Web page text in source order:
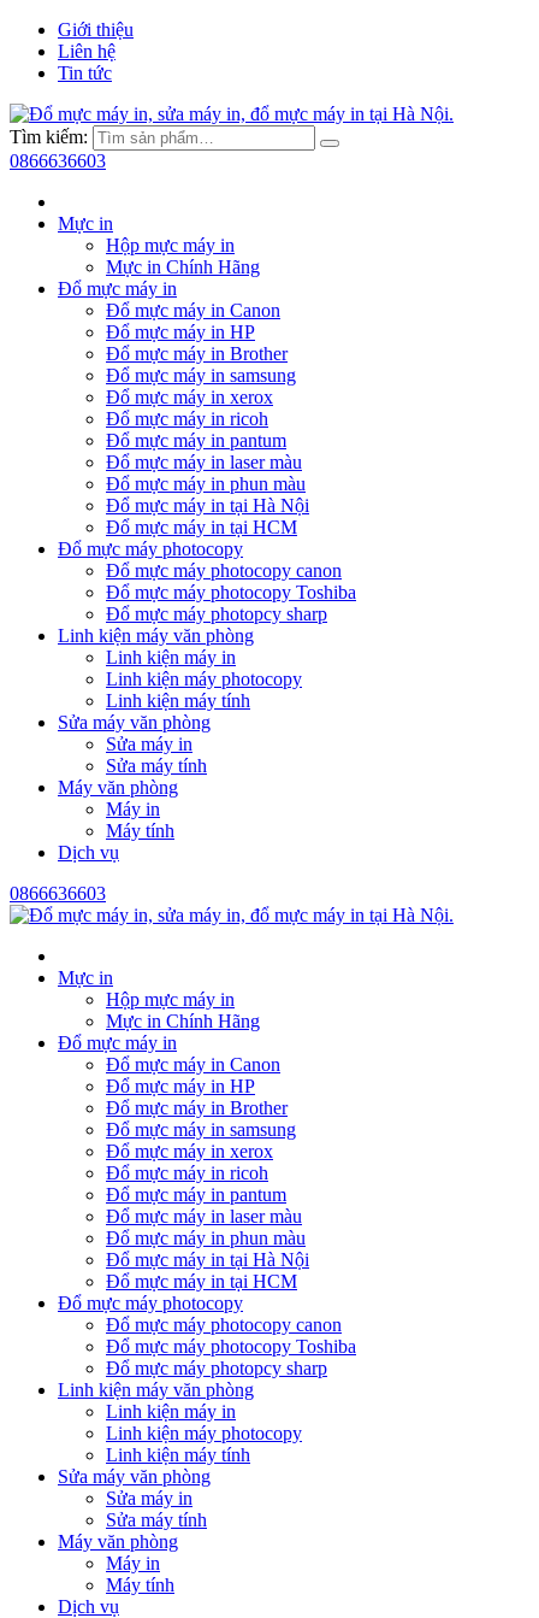
Giới thiệu
Liên hệ
Tin tức
Tìm kiếm:
0866636603
Mực in
Hộp mực máy in
Mực in Chính Hãng
Đổ mực máy in
Đổ mực máy in Canon
Đổ mực máy in HP
Đổ mực máy in Brother
Đổ mực máy in samsung
Đổ mực máy in xerox
Đổ mực máy in ricoh
Đổ mực máy in pantum
Đổ mực máy in laser màu
Đổ mực máy in phun màu
Đổ mực máy in tại Hà Nội
Đổ mực máy in tại HCM
Đổ mực máy photocopy
Đổ mực máy photocopy canon
Đổ mực máy photocopy Toshiba
Đổ mực máy photopcy sharp
Linh kiện máy văn phòng
Linh kiện máy in
Linh kiện máy photocopy
Linh kiện máy tính
Sửa máy văn phòng
Sửa máy in
Sửa máy tính
Máy văn phòng
Máy in
Máy tính
Dịch vụ
0866636603
Mực in
Hộp mực máy in
Mực in Chính Hãng
Đổ mực máy in
Đổ mực máy in Canon
Đổ mực máy in HP
Đổ mực máy in Brother
Đổ mực máy in samsung
Đổ mực máy in xerox
Đổ mực máy in ricoh
Đổ mực máy in pantum
Đổ mực máy in laser màu
Đổ mực máy in phun màu
Đổ mực máy in tại Hà Nội
Đổ mực máy in tại HCM
Đổ mực máy photocopy
Đổ mực máy photocopy canon
Đổ mực máy photocopy Toshiba
Đổ mực máy photopcy sharp
Linh kiện máy văn phòng
Linh kiện máy in
Linh kiện máy photocopy
Linh kiện máy tính
Sửa máy văn phòng
Sửa máy in
Sửa máy tính
Máy văn phòng
Máy in
Máy tính
Dịch vụ